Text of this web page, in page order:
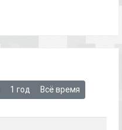
1 год Всё время